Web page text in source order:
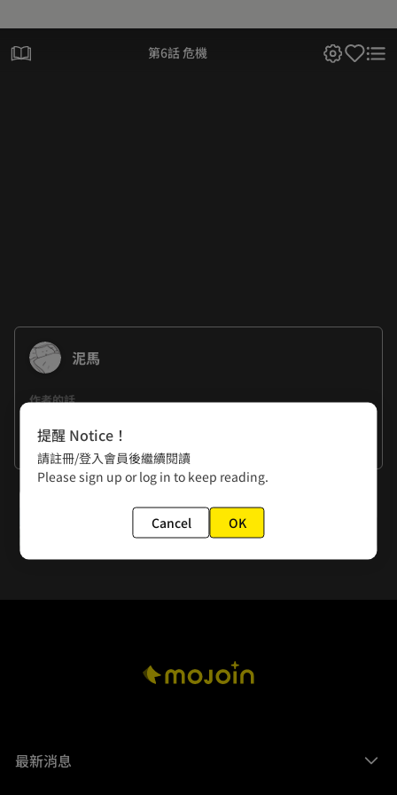
第6話 危機
泥馬
作者的話
前陣子去了內惟藝術中心，才知道阿嬤家前面的水溝以前是流
著溫泉水，超震驚！
看更多
第7話 民宿阿姨
最新消息
提醒 Notice！
請註冊/登入會員後繼續閱讀
Please sign up or log in to keep reading.
Cancel OK